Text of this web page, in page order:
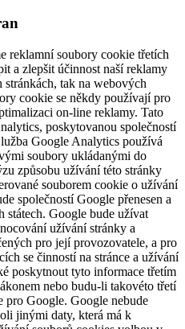
reklamní soubory cookie třetích
a zlepšit účinnost naší reklamy
tak na webových
cookie se někdy používají pro
on-line reklamy. Tato
poskytovanou společností
Google Analytics používá
soubory ukládanými do
způsobu užívání této stránky
souborem cookie o užívání
společností Google přenesen a
státech. Google bude užívat
užívání stránky a
pro její provozovatele, a pro
se činností na stránce a užívání
poskytnout tyto informace třetím
nebo budu-li takovéto třetí
pro Google. Google nebude
jinými daty, která má k